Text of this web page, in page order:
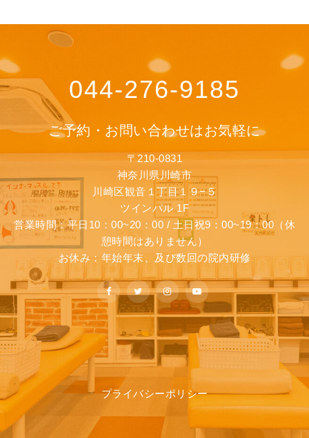
044-276-9185
ご予約・お問い合わせはお気軽に
〒210-0831
神奈川県川崎市
川崎区観音１丁目１９−５
ツインパル 1F
営業時間：平日10：00~20：00 / 土日祝9：00~19：00（休
憩時間はありません）
お休み：年始年末、及び数回の院内研修
プライバシーポリシー